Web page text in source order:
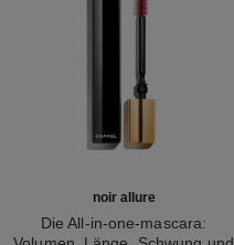
noir allure
Die All-in-one-mascara: